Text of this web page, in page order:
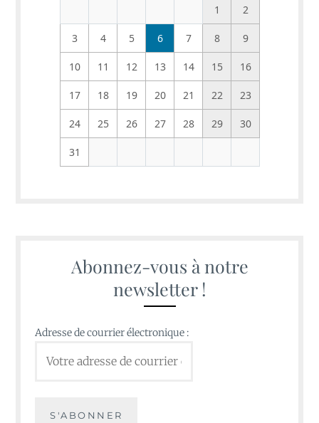
1
2
3 4 5 6 7 8 9
10 11 12 13 14 15 16
17 18 19 20 21 22 23
24 25 26 27 28 29 30
31
Abonnez-vous à notre
newsletter !
Adresse de courrier électronique :